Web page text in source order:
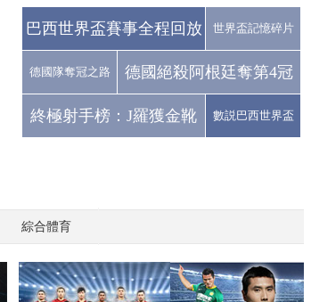
巴西世界盃賽事全程回放 世界盃記憶碎片
德國隊奪冠之路 德國絕殺阿根廷奪第4冠
終極射手榜：J羅獲金靴 數説巴西世界盃
綜合體育